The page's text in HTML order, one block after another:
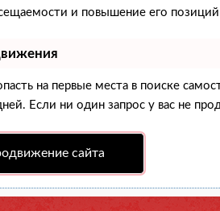
и повышение его позиций
на первые места в поиске
Если ни один запрос у вас не
сайта